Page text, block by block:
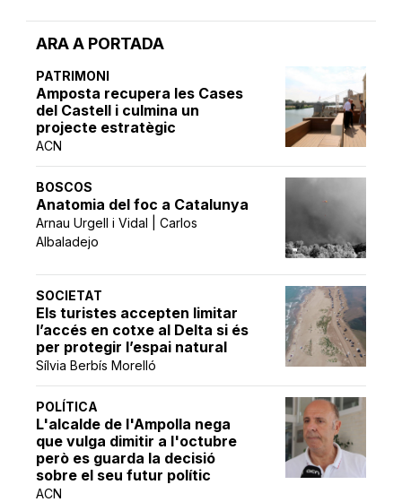
ARA A PORTADA
PATRIMONI
Amposta recupera les Cases
del Castell i culmina un
projecte estratègic
ACN
BOSCOS
Anatomia del foc a Catalunya
Arnau Urgell i Vidal | Carlos
Albaladejo
SOCIETAT
Els turistes accepten limitar
l’accés en cotxe al Delta si és
per protegir l’espai natural
Sílvia Berbís Morelló
POLÍTICA
L'alcalde de l'Ampolla nega
que vulga dimitir a l'octubre
però es guarda la decisió
sobre el seu futur polític
ACN